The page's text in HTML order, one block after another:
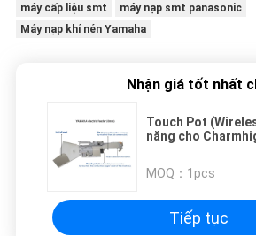
máy cấp liệu smt
máy nạp smt panasonic
Máy nạp khí nén Yamaha
Nhận giá tốt nhất
Touch Pot
năng cho
MOQ： 1pcs
Tiếp tục